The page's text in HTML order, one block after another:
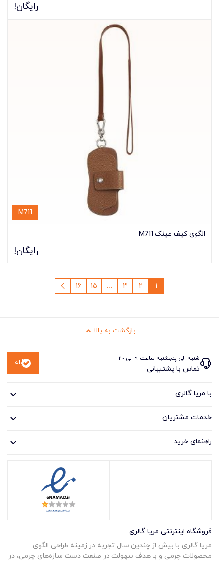
رایگان!
M711
الگوی کیف عینک M711
رایگان!
1
2
3
…
15
16
بازگشت به بالا
شنبه الی پنجشنبه ساعت 9 الی 20
تماس با پشتیبانی
بله
با مریا گالری
خدمات مشتریان
راهنمای خرید
فروشگاه اینترنتی مریا گالری
مریا گالری با بیش از چندین سال تجربه در زمینه طراحی الگوی
محصولات چرمی و با هدف سهولت در صنعت دست سازه‌های چرمی، در